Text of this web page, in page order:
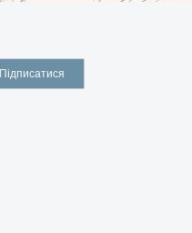
Підписатися